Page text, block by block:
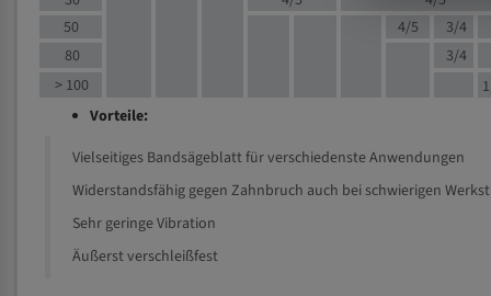
50
4/5 3/4
80
3/4
> 100
Vorteile:
Vielseitiges Bandsägeblatt für verschiedenste Anwendungen
Widerstandsfähig gegen Zahnbruch auch bei schwierigen
Sehr geringe Vibration
Äußerst verschleißfest